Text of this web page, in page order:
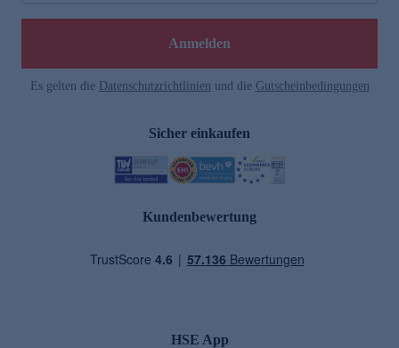
Anmelden
Es gelten die Datenschutzrichtlinien und die Gutscheinbedingungen
Sicher einkaufen
Kundenbewertung
HSE App